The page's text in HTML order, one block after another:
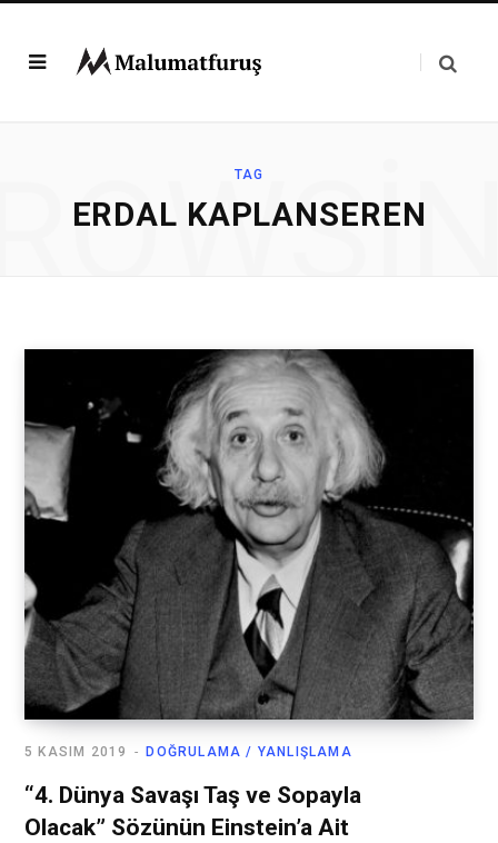
TAG
ERDAL KAPLANSEREN
DOĞRULAMA / YANLIŞLAMA
5 KASIM 2019
“4. Dünya Savaşı Taş ve Sopayla
Olacak” Sözünün Einstein’a Ait